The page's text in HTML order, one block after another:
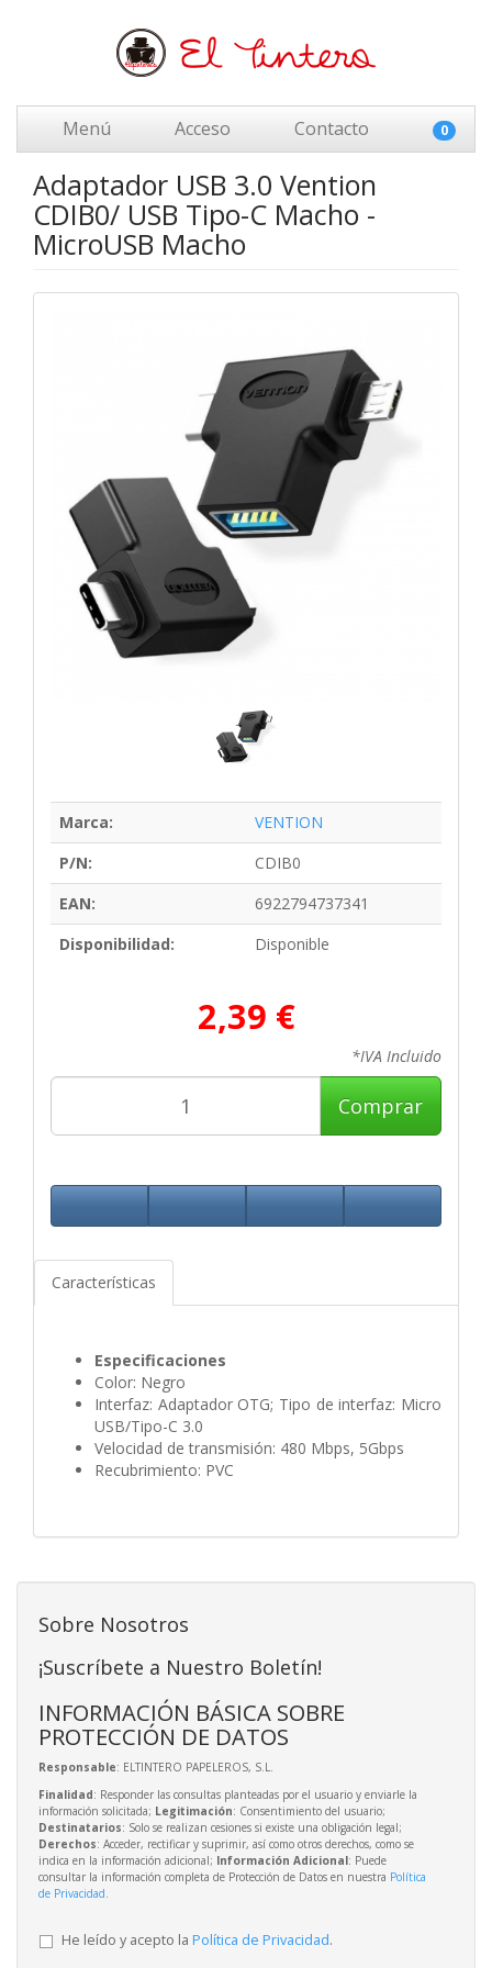
Menú Acceso Contacto 0
Adaptador USB 3.0 Vention
CDIB0/ USB Tipo-C Macho -
MicroUSB Macho
Marca:
VENTION
P/N:
CDIB0
EAN:
6922794737341
Disponibilidad:
Disponible
2,39 €
*IVA Incluido
Comprar
Características
Especificaciones
Color: Negro
Interfaz: Adaptador OTG; Tipo de interfaz: Micro
USB/Tipo-C 3.0
Velocidad de transmisión: 480 Mbps, 5Gbps
Recubrimiento: PVC
Sobre Nosotros
¡Suscríbete a Nuestro Boletín!
INFORMACIÓN BÁSICA SOBRE
PROTECCIÓN DE DATOS
Responsable: ELTINTERO PAPELEROS, S.L.
Finalidad: Responder las consultas planteadas por el usuario y enviarle la
información solicitada; Legitimación: Consentimiento del usuario;
Destinatarios: Solo se realizan cesiones si existe una obligación legal;
Derechos: Acceder, rectificar y suprimir, así como otros derechos, como se
indica en la información adicional; Información Adicional: Puede
consultar la información completa de Protección de Datos en nuestra Política
de Privacidad
He leído y acepto la Política de Privacidad.